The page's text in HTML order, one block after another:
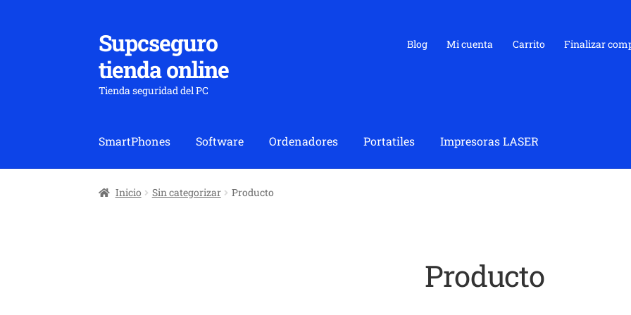
Ir
a
la
navegación
Ir
al
contenido
Supcseguro
tienda online
Tienda seguridad del PC
Blog Mi cuenta Carrito Finalizar
SmartPhones Software Ordenadores Portatiles Impresoras LASER
Inicio Sin categorizar Producto
Producto